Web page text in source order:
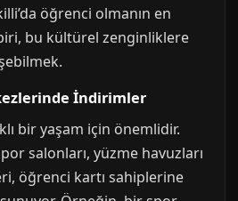
öğrenci olmanın en
bu kültürel zenginliklere
İndirimler
bir yaşam için önemlidir.
salonları, yüzme havuzları
öğrenci kartı sahiplerine